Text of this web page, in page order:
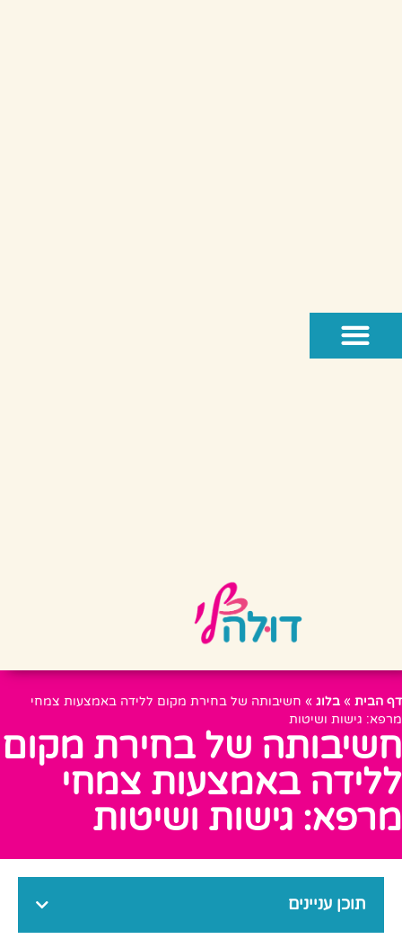
דף הבית » בלוג » חשיבותה של בחירת מקום ללידה באמצעות צמחי
מרפא: גישות ושיטות
חשיבותה של בחירת מקום
ללידה באמצעות צמחי
מרפא: גישות ושיטות
תוכן עניינים